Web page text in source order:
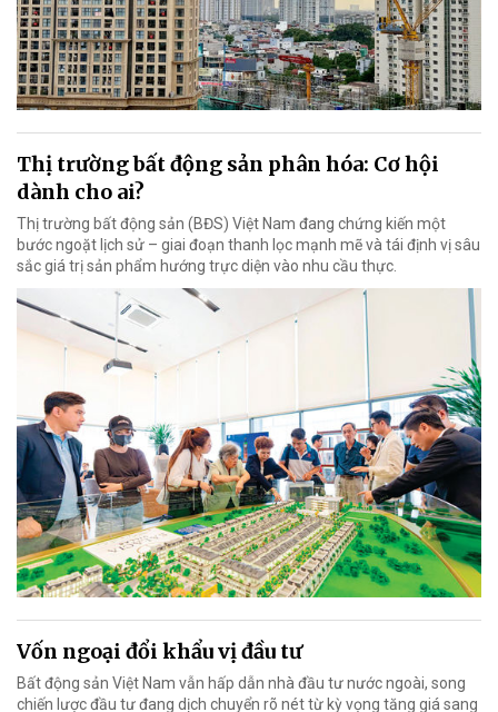
Thị trường bất động sản phân hóa: Cơ hội
dành cho ai?
Thị trường bất động sản (BĐS) Việt Nam đang chứng kiến một
bước ngoặt lịch sử – giai đoạn thanh lọc mạnh mẽ và tái định vị sâu
sắc giá trị sản phẩm hướng trực diện vào nhu cầu thực.
Vốn ngoại đổi khẩu vị đầu tư
Bất động sản Việt Nam vẫn hấp dẫn nhà đầu tư nước ngoài, song
chiến lược đầu tư đang dịch chuyển rõ nét từ kỳ vọng tăng giá sang